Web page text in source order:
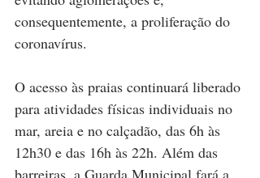
consequentemente, a proliferação do
coronavírus.
O acesso às praias continuará liberado
para atividades físicas individuais no
mar, areia e no calçadão, das 6h às
12h30 e das 16h às 22h. Além das